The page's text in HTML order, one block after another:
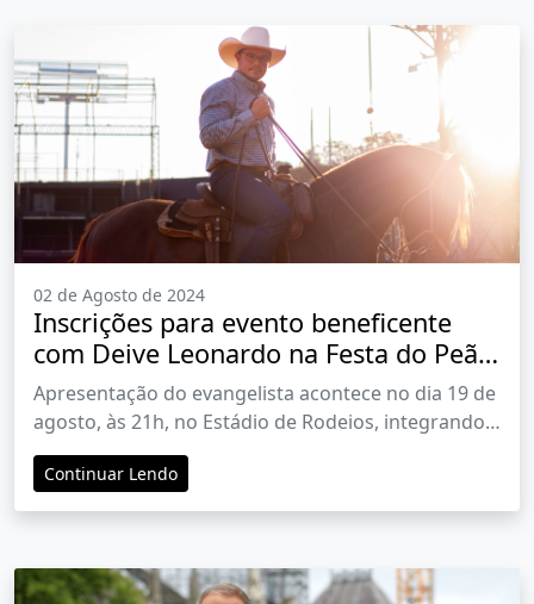
02 de Agosto de 2024
Inscrições para evento beneficente
com Deive Leonardo na Festa do Peão
de Barretos começam dia 5 de agosto
Apresentação do evangelista acontece no dia 19 de
agosto, às 21h, no Estádio de Rodeios, integrando a
programação do evento
Continuar Lendo